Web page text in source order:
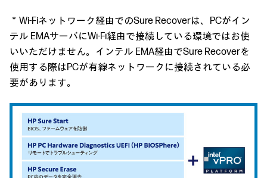
＊Wi-Fiネットワーク経由でのSure Recoverは、PCがイン
テル EMAサーバにWi-Fi経由で接続している環境ではお使
いいただけません。インテル EMA経由でSure Recoverを
使用する際はPCが有線ネットワークに接続されている必
要があります。